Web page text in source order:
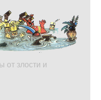
от злости и